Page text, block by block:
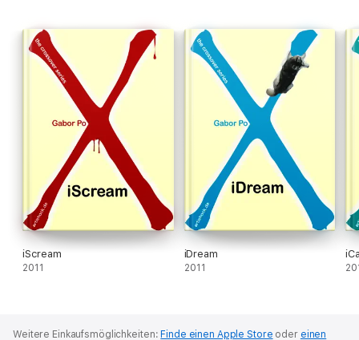
iScream
2011
iDream
2011
Weitere Einkaufsmöglichkeiten: Finde einen Apple Store oder einen